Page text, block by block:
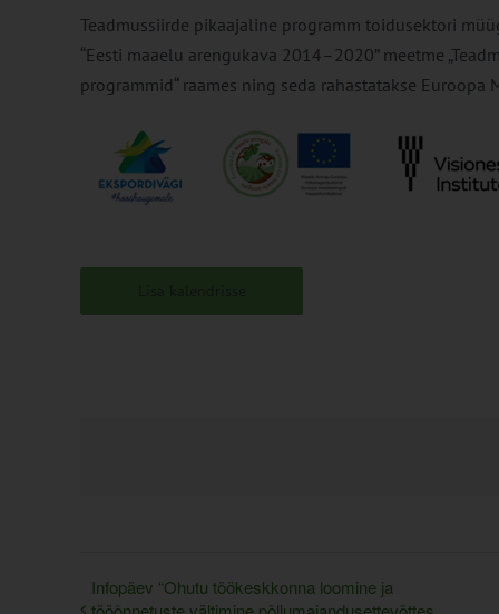
Teadmussiirde pikaajaline programm toidusektori
“Eesti maaelu arengukava 2014–2020” meetme
programmid“ raames ning seda rahastatakse Euroopa
Infopäev “Ohutu töökeskkonna loomine ja